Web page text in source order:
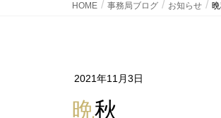
HOME 事務局ブログ お知らせ
2021年11月3日
晩秋